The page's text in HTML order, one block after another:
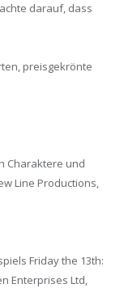
darauf, dass
preisgekrönte
Charaktere und
Line Productions,
Friday the 13th:
Enterprises Ltd,